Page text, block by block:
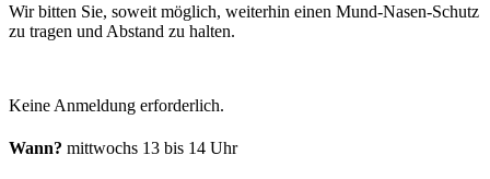
Wir bitten Sie, soweit möglich, weiterhin einen Mund-Nasen-Schutz
zu tragen und Abstand zu halten.
Keine Anmeldung erforderlich.
Wann? mittwochs 13 bis 14 Uhr